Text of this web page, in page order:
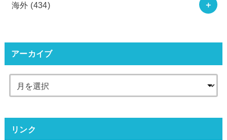
海外 (434)
アーカイブ
リンク